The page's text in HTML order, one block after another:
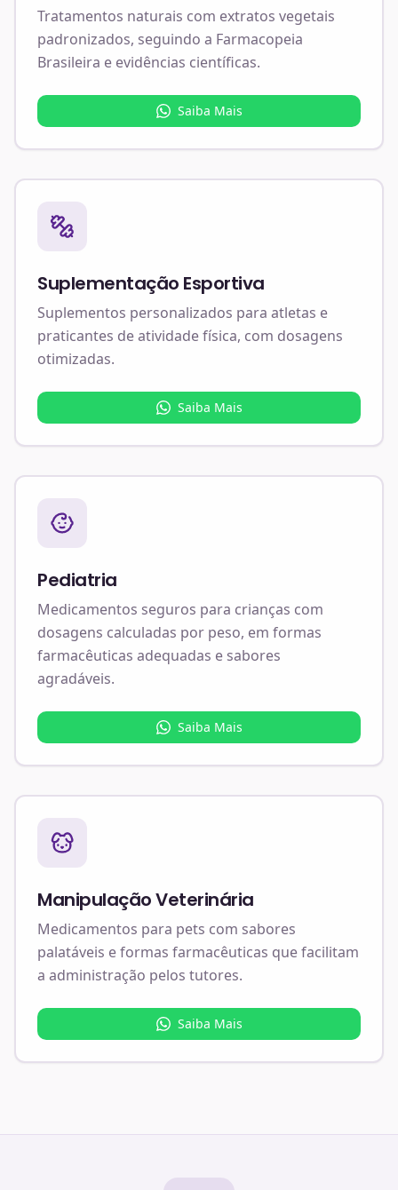
Tratamentos naturais com extratos vegetais
padronizados, seguindo a Farmacopeia
Brasileira e evidências científicas.
Saiba Mais
Suplementação Esportiva
Suplementos personalizados para atletas e
praticantes de atividade física, com dosagens
otimizadas.
Saiba Mais
Pediatria
Medicamentos seguros para crianças com
dosagens calculadas por peso, em formas
farmacêuticas adequadas e sabores
agradáveis.
Saiba Mais
Manipulação Veterinária
Medicamentos para pets com sabores
palatáveis e formas farmacêuticas que facilitam
a administração pelos tutores.
Saiba Mais